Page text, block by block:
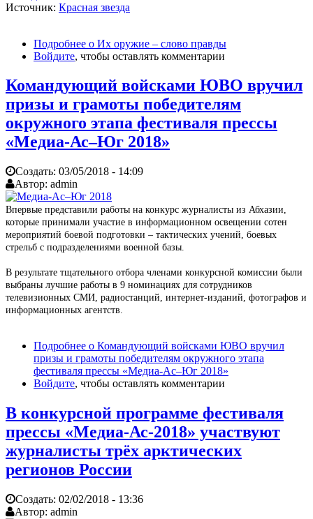
Источник: Красная звезда
Подробнее о Их оружие – слово правды
Войдите, чтобы оставлять комментарии
Командующий войсками ЮВО вручил
призы и грамоты победителям
окружного этапа фестиваля прессы
«Медиа-Ас–Юг 2018»
Создать: 03/05/2018 - 14:09
Автор: admin
Впервые представили работы на конкурс журналисты из Абхазии,
которые принимали участие в информационном освещении сотен
мероприятий боевой подготовки – тактических учений, боевых
стрельб с подразделениями военной базы.
В результате тщательного отбора членами конкурсной комиссии были
выбраны лучшие работы в 9 номинациях для сотрудников
телевизионных СМИ, радиостанций, интернет-изданий, фотографов и
информационных агентств.
Подробнее о Командующий войсками ЮВО вручил
призы и грамоты победителям окружного этапа
фестиваля прессы «Медиа-Ас–Юг 2018»
Войдите, чтобы оставлять комментарии
В конкурсной программе фестиваля
прессы «Медиа-Ас-2018» участвуют
журналисты трёх арктических
регионов России
Создать: 02/02/2018 - 13:36
Автор: admin